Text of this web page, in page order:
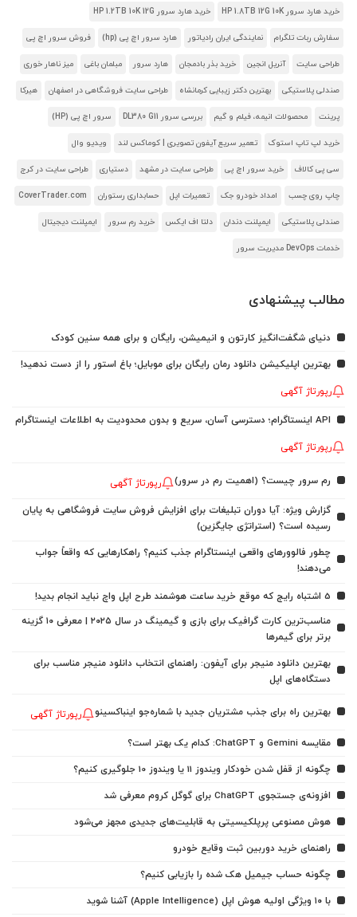
خرید هارد سرور HP 1.8TB 12G 10K خرید هارد سرور HP 1.2TB 10K 12G
سفارش ربات تلگرام نمایندگی ایران رادیاتور هارد سرور اچ پی (hp) فروش سرور اچ پی
طراحی سایت آنریل انجین خرید بذر بادمجان هارد سرور مبلمان باغی میز ناهار خوری
صندلی پلاستیکی بهترین دکتر زیبایی کرمانشاه طراحی سایت فروشگاهی در اصفهان هیرکا
پرینت محصولات انیمه، فیلم و گیم بررسی سرور DL380 G11 سرور اچ پی (HP)
خرید لپ تاپ استوک تعمیر سریع آیفون تصویری | کوماکس لند ویدیو وال
سی پی کالاف خرید سرور اچ پی طراحی سایت در مشهد دستیاری طراحی سایت در کرج
چاپ روی چسب امداد خودرو جک تعمیرات اپل حسابداری رستوران CoverTrader.com
صندلی پلاستیکی ایمپلنت دندان دلتا اف ایکس خرید رم سرور ایمپلنت دیجیتال
خدمات DevOps مدیریت سرور
مطالب پیشنهادی
دنیای شگفت‌انگیز کارتون و انیمیشن، رایگان و برای همه سنین کودک
بهترین اپلیکیشن دانلود رمان رایگان برای موبایل؛ باغ استور را از دست ندهید!
رپورتاژ آگهی
API اینستاگرام؛ دسترسی آسان، سریع و بدون محدودیت به اطلاعات اینستاگرام
رپورتاژ آگهی
رم سرور چیست؟ (اهمیت رم در سرور) رپورتاژ آگهی
گزارش ویژه: آیا دوران تبلیغات برای افزایش فروش سایت فروشگاهی به پایان
رسیده است؟ (استراتژی جایگزین)
چطور فالوورهای واقعی اینستاگرام جذب کنیم؟ راهکارهایی که واقعاً جواب
می‌دهند!
5 اشتباه رایج که موقع خرید ساعت هوشمند طرح اپل واچ نباید انجام بدید!
مناسب‌ترین کارت گرافیک برای بازی و گیمینگ در سال ۲۰۲۵ | معرفی ۱۰ گزینه
برتر برای گیمرها
بهترین دانلود منیجر برای آیفون: راهنمای انتخاب دانلود منیجر مناسب برای
دستگاه‌های اپل
بهترین راه برای جذب مشتریان جدید با شماره‌جو اینباکسینو رپورتاژ آگهی
مقایسه Gemini و ChatGPT: کدام یک بهتر است؟
چگونه از قفل شدن خودکار ویندوز 11 یا ویندوز 10 جلوگیری کنیم؟
افزونه‌ی جستجوی ChatGPT برای گوگل کروم معرفی شد
هوش مصنوعی پرپلکیسیتی به قابلیت‌های جدیدی مجهز می‌شود
راهنمای خرید دوربین ثبت وقایع خودرو
چگونه حساب جیمیل هک شده را بازیابی کنیم؟
با ۱۰ ویژگی اولیه هوش اپل (Apple Intelligence) آشنا شوید